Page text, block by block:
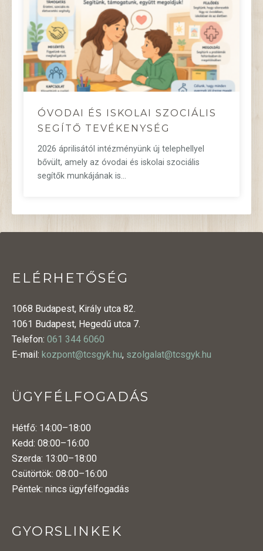
ÓVODAI ÉS ISKOLAI SZOCIÁLIS
SEGÍTŐ TEVÉKENYSÉG
2026 áprilisától intézményünk új telephellyel
bővült, amely az óvodai és iskolai szociális
segítők munkájának is…
ELÉRHETŐSÉG
1068 Budapest, Király utca 82.
1061 Budapest, Hegedű utca 7.
Telefon: 061 344 6060
E-mail: kozpont@tcsgyk.hu, szolgalat@tcsgyk.hu
ÜGYFÉLFOGADÁS
Hétfő: 14:00–18:00
Kedd: 08:00–16:00
Szerda: 13:00–18:00
Csütörtök: 08:00–16:00
Péntek: nincs ügyfélfogadás
GYORSLINKEK